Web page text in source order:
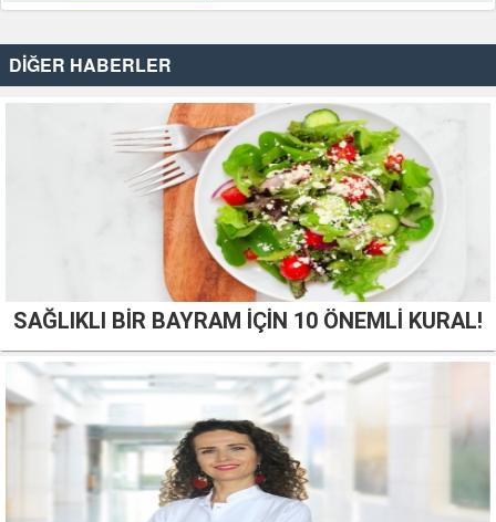
DİĞER HABERLER
SAĞLIKLI BİR BAYRAM İÇİN 10 ÖNEMLİ KURAL!